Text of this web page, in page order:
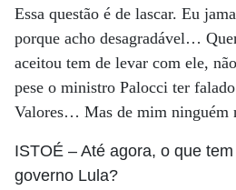
Essa questão é de lascar. Eu
porque acho desagradável…
aceitou tem de levar com ele,
pese o ministro Palocci ter
Valores… Mas de mim ninguém
ISTOÉ – Até agora, o que
governo Lula?